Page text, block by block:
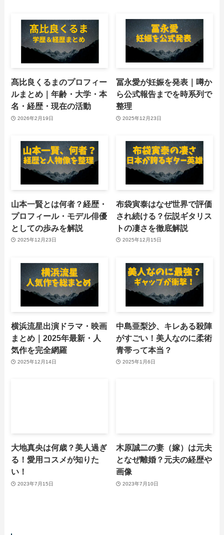
髙比良くるまのプロフィー
ルまとめ｜年齢・大学・本
名・経歴・現在の活動
2026年2月19日
冨永愛が妊娠を発表｜噂か
ら公式報告までを時系列で
整理
2025年12月23日
山本一賢とは何者？経歴・
プロフィール・モデル俳優
としての歩みを解説
2025年12月23日
布袋寅泰はなぜ世界で評価
され続ける？伝説ギタリス
トの凄さを徹底解説
2025年12月15日
横浜流星出演ドラマ・映画
まとめ｜2025年最新・人
気作を完全網羅
2025年12月14日
中島亜梨沙、キレある殺陣
がすごい！美人なのに柔術
青帯って本当？
2025年1月6日
大地真央は何歳？美人過ぎ
る！愛用コスメが知りた
い！
2023年7月15日
木原誠二の妻（嫁）は元夫
となぜ離婚？元夫の経歴や
画像
2023年7月10日